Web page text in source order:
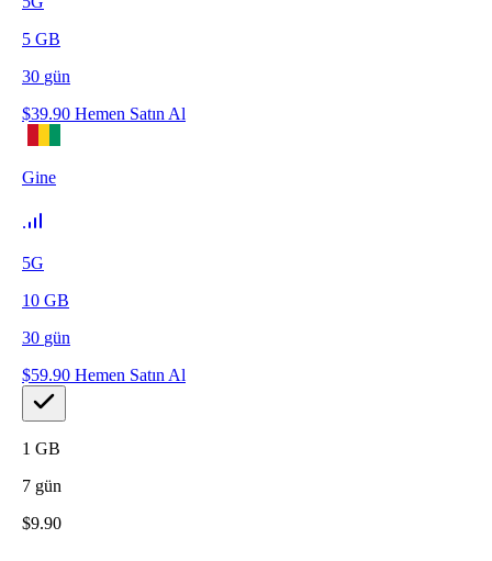
5 GB
30 gün
$39.90 Hemen Satın Al
Gine
5G
10 GB
30 gün
$59.90 Hemen Satın Al
1 GB
7 gün
$9.90